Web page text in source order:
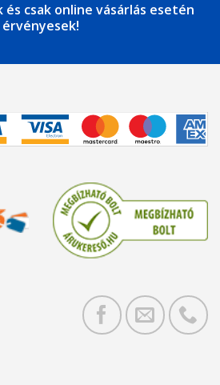
csak online vásárlás esetén
érvényesek!